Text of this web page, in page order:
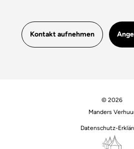
Kontakt aufnehmen
© 2026
Manders
Datenschutz-